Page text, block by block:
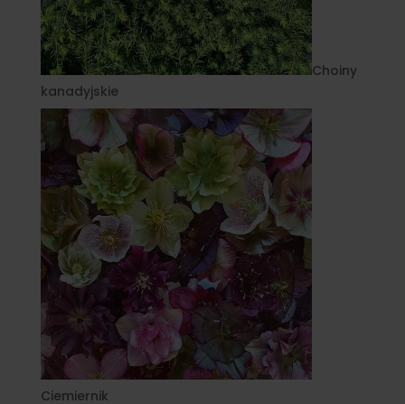
Choiny
kanadyjskie
Ciemiernik